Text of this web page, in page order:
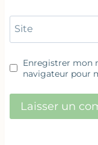
Site
Enregistrer mon
navigateur pour